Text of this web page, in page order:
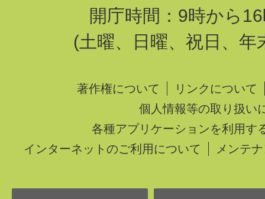
開庁時間：9時から
(土曜、日曜、祝日、年
著作権について
リンクについて
個人情報等の取り扱い
各種アプリケーションを利用す
インターネットのご利用について
メンテ